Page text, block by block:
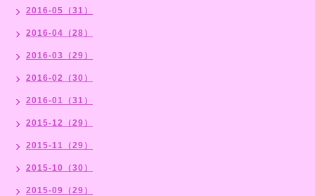
2016-05（31）
2016-04（28）
2016-03（29）
2016-02（30）
2016-01（31）
2015-12（29）
2015-11（29）
2015-10（30）
2015-09（29）